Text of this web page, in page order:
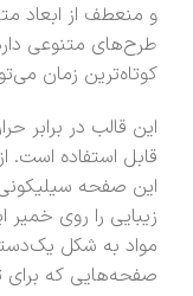
و منعطف از ابعاد
طرح‌های متنوعی
کوتاه‌ترین زمان
این قالب در برابر
قابل استفاده است.
این صفحه
زیبایی را روی
مواد به شکل
صفحه‌هایی که برای